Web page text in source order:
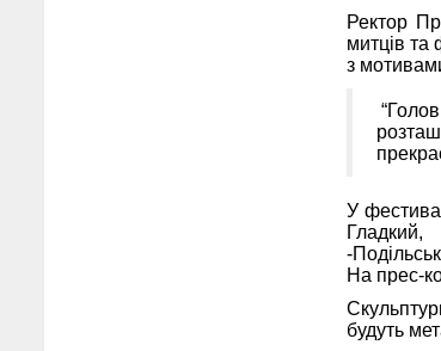
Ректор
митців та
з
У
Гладкий,
-
На прес-
будуть